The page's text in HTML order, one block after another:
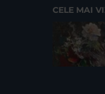
CELE MAI